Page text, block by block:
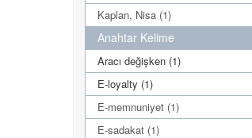
Kaplan, Nisa (1)
Anahtar Kelime
Aracı değişken (1)
E-loyalty (1)
E-memnuniyet (1)
E-sadakat (1)